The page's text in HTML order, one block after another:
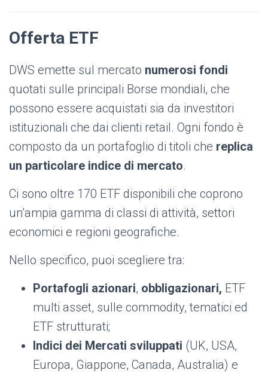
Offerta ETF
DWS emette sul mercato numerosi fondi
quotati sulle principali Borse mondiali, che
possono essere acquistati sia da investitori
istituzionali che dai clienti retail. Ogni fondo è
composto da un portafoglio di titoli che replica
un particolare indice di mercato.
Ci sono oltre 170 ETF disponibili che coprono
un’ampia gamma di classi di attività, settori
economici e regioni geografiche.
Nello specifico, puoi scegliere tra:
Portafogli azionari, obbligazionari, ETF
multi asset, sulle commodity, tematici ed
ETF strutturati;
Indici dei Mercati sviluppati (UK, USA,
Europa, Giappone, Canada, Australia) e